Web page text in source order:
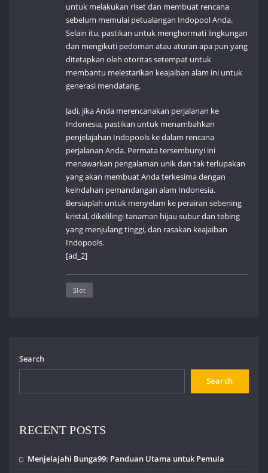
untuk melakukan riset dan membuat rencana
sebelum memulai petualangan Indopool Anda.
Selain itu, pastikan untuk menghormati lingkungan
dan mengikuti pedoman atau aturan apa pun yang
ditetapkan oleh otoritas setempat untuk
membantu melestarikan keajaiban alam ini untuk
generasi mendatang.
Jadi, jika Anda merencanakan perjalanan ke
Indonesia, pastikan untuk menambahkan
penjelajahan Indopools ke dalam rencana
perjalanan Anda. Permata tersembunyi ini
menawarkan pengalaman unik dan tak terlupakan
yang akan membuat Anda terkesima dengan
keindahan pemandangan alam Indonesia.
Bersiaplah untuk menyelam ke perairan sebening
kristal, dikelilingi tanaman hijau subur dan tebing
yang menjulang tinggi, dan rasakan keajaiban
Indopools.
[ad_2]
Slot
Search
Search
RECENT POSTS
Menjelajahi Bunga99: Panduan Utama untuk Pemula